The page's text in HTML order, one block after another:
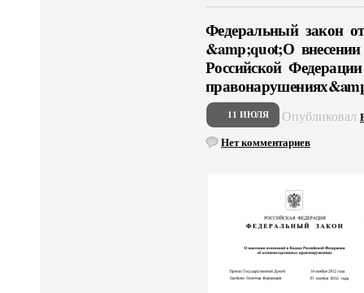
Федеральный закон
&amp;quot;О
Российской
11 ИЮЛЯ Опубликовал
Нет комментариев